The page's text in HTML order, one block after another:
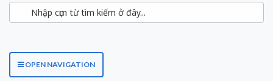
OPEN NAVIGATION